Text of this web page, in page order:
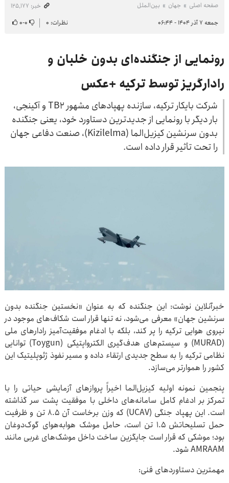
صفحه اصلی جهان بین‌الملل
خبر: ۱۲۵٬۱۷۷
جمعه ۷ آذر ۱۴۰۴ - ۰۶:۴۴
نظرات: ۰ ۰-۰
رونمایی از جنگنده‌ای بدون خلبان و
رادارگریز توسط ترکیه +عکس
شرکت بایکار ترکیه، سازنده پهپادهای مشهور TB۲ و آکینجی،
بار دیگر با رونمایی از جدیدترین دستاورد خود، یعنی جنگنده
بدون سرنشین کیزیل‌الما (Kizilelma)، صنعت دفاعی جهان
را تحت تأثیر قرار داده است.
خبرآنلاین نوشت: این جنگنده که به عنوان «نخستین جنگنده بدون
سرنشین جهان» معرفی می‌شود، نه تنها قرار است شکاف‌های موجود در
نیروی هوایی ترکیه را پر کند، بلکه با ادغام موفقیت‌آمیز رادارهای ملی
(MURAD) و سیستم‌های هدف‌گیری الکترواپتیکی (Toygun) توانایی
نظامی ترکیه را به سطح جدیدی ارتقاء داده و مسیر نفوذ ژئوپلیتیک این
کشور را هموارتر می‌سازد.
پنجمین نمونه اولیه کیزیل‌الما اخیراً پروازهای آزمایشی حیاتی را با
تمرکز بر ادغام کامل سامانه‌های داخلی با موفقیت پشت سر گذاشته
است. این پهپاد جنگی (UCAV) که وزن برخاست آن ۸.۵ تن و ظرفیت
حمل تسلیحاتش ۱.۵ تن است، حامل موشک هوابه‌هوای گوک‌دوغان
بود؛ موشکی که قرار است جایگزین ساخت داخل موشک‌های غربی مانند
AMRAAM شود.
مهمترین دستاوردهای فنی: